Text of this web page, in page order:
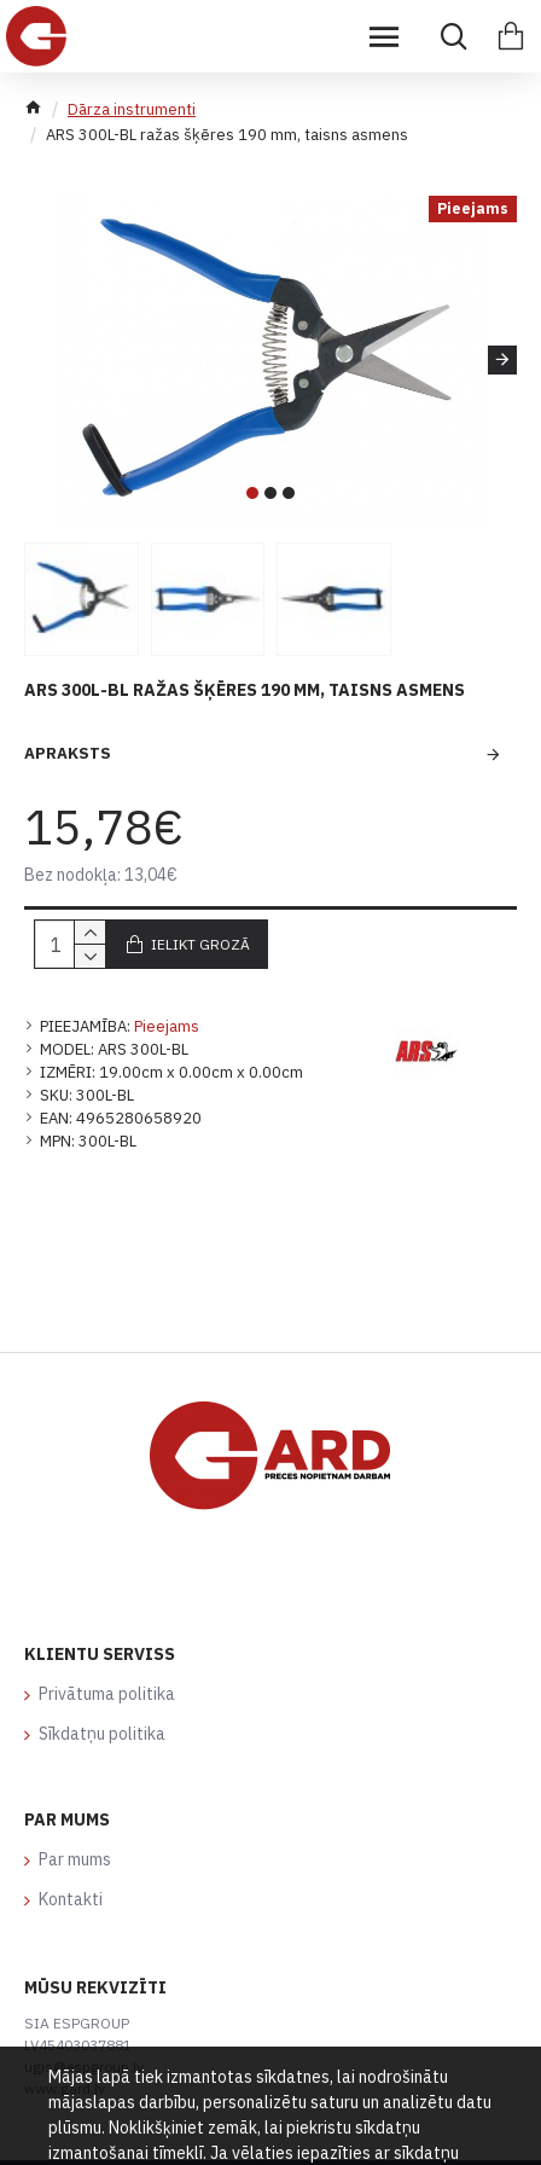
Dārza instrumenti
ARS 300L-BL ražas šķēres 190 mm, taisns asmens
Pieejams
ARS 300L-BL RAŽAS ŠĶĒRES 190 MM, TAISNS ASMENS
APRAKSTS
PIEEJAMĪBA: Pieejams
MODEL: ARS 300L-BL
IZMĒRI: 19.00cm x 0.00cm x 0.00cm
SKU: 300L-BL
EAN: 4965280658920
MPN: 300L-BL
15,78€
Bez nodokļa: 13,04€
IELIKT GROZĀ
KLIENTU SERVISS
Privātuma politika
Sīkdatņu politika
PAR MUMS
Par mums
Kontakti
MŪSU REKVIZĪTI
SIA ESPGROUP
LV45403037881
ugis@espgroup.lv
www.gard.lv
Mājas lapā tiek izmantotas sīkdatnes, lai nodrošinātu
mājaslapas darbību, personalizētu saturu un analizētu datu
plūsmu. Noklikšķiniet zemāk, lai piekristu sīkdatņu
izmantošanai tīmeklī. Ja vēlaties iepazīties ar sīkdatņu